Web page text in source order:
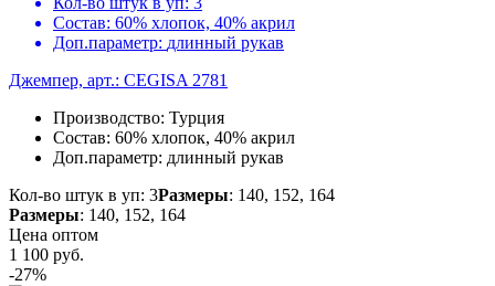
Состав: 60% хлопок, 40% акрил
Доп.параметр: длинный рукав
Джемпер, арт.: CEGISA 2781
Производство: Турция
Состав: 60% хлопок, 40% акрил
Доп.параметр: длинный рукав
Кол-во штук в уп: 3Размеры: 140, 152, 164
Размеры: 140, 152, 164
Цена оптом
1 100 руб.
-27%